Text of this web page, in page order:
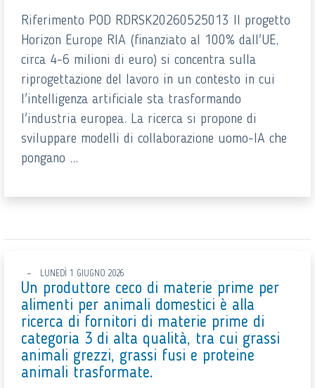
Riferimento POD RDRSK20260525013 Il progetto
Horizon Europe RIA (finanziato al 100% dall'UE,
circa 4-6 milioni di euro) si concentra sulla
riprogettazione del lavoro in un contesto in cui
l'intelligenza artificiale sta trasformando
l'industria europea. La ricerca si propone di
sviluppare modelli di collaborazione uomo-IA che
pongano ...
LUNEDÌ 1 GIUGNO 2026
Un produttore ceco di materie prime per
alimenti per animali domestici è alla
ricerca di fornitori di materie prime di
categoria 3 di alta qualità, tra cui grassi
animali grezzi, grassi fusi e proteine
animali trasformate.